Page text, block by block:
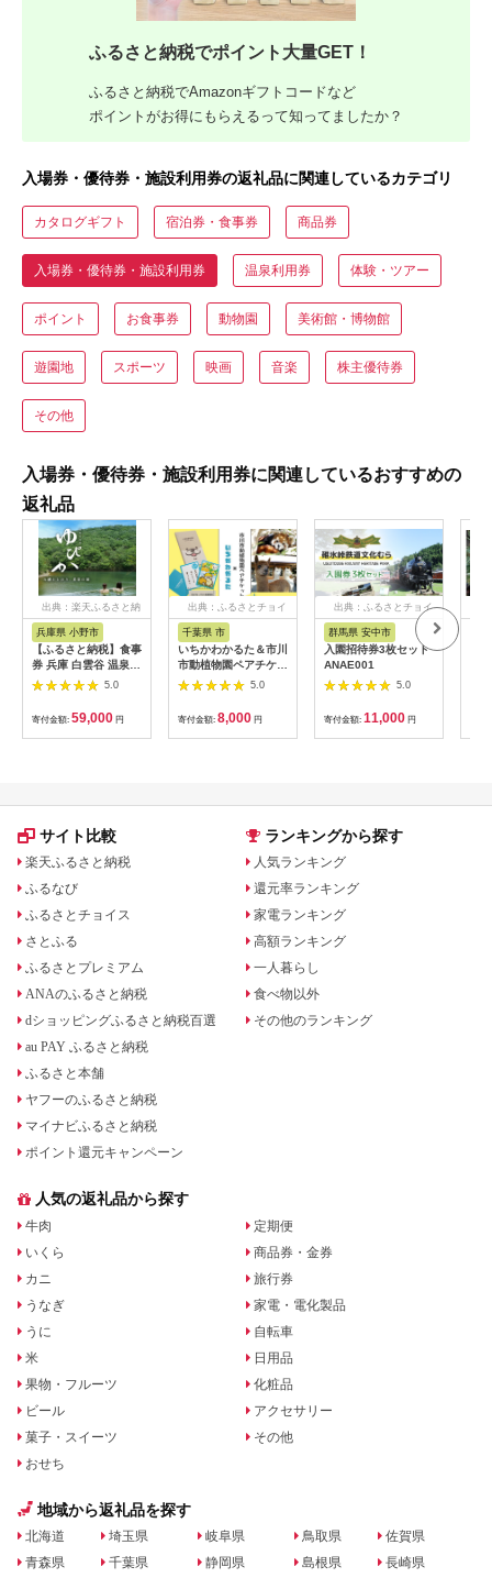
ふるさと納税でポイント大量GET！
ふるさと納税でAmazonギフトコードなど
ポイントがお得にもらえるって知ってましたか？
入場券・優待券・施設利用券の返礼品に関連しているカテゴリ
カタログギフト 宿泊券・食事券 商品券
入場券・優待券・施設利用券 温泉利用券 体験・ツアー
ポイント お食事券 動物園 美術館・博物館
遊園地 スポーツ 映画 音楽 株主優待券
その他
入場券・優待券・施設利用券に関連しているおすすめの
返礼品
出典：楽天ふるさと納
兵庫県 小野市
【ふるさと納税】食事
券 兵庫 白雲谷 温泉
ゆぴか 入浴券 10枚＋
お食事券 (1,000円)
10枚 セット 旅行 旅
温泉旅行 スパ サウナ
岩盤浴 マッサージ エ
トラン 健康 美容 兵庫
5.0
寄付金額: 59,000 円
出典：ふるさとチョイ
千葉県 市
いちかわかるた＆市川
市動植物園ペアチケッ
ト 【12203-0196】
5.0
寄付金額: 8,000 円
出典：ふるさとチョイ
群馬県 安中市
入園招待券3枚セット
ANAE001
5.0
寄付金額: 11,000 円
サイト比較
楽天ふるさと納税
ふるなび
ふるさとチョイス
さとふる
ふるさとプレミアム
ANAのふるさと納税
dショッピングふるさと納税百選
au PAY ふるさと納税
ふるさと本舗
ヤフーのふるさと納税
マイナビふるさと納税
ポイント還元キャンペーン
ランキングから探す
人気ランキング
還元率ランキング
家電ランキング
高額ランキング
一人暮らし
食べ物以外
その他のランキング
人気の返礼品から探す
牛肉
いくら
カニ
うなぎ
うに
米
果物・フルーツ
ビール
菓子・スイーツ
おせち
定期便
商品券・金券
旅行券
家電・電化製品
自転車
日用品
化粧品
アクセサリー
その他
地域から返礼品を探す
北海道
青森県
埼玉県
千葉県
岐阜県
静岡県
鳥取県
島根県
佐賀県
長崎県